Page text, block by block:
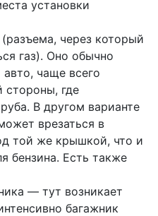
установки
через который
газ). Оно обычно
чаще всего
стороны, где
В другом варианте
врезаться в
той же крышкой, что и
бензина. Есть также
— тут возникает
багажник